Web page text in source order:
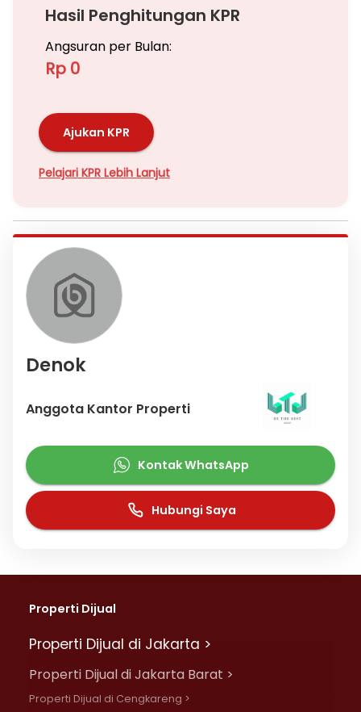
Hasil Penghitungan KPR
Angsuran per Bulan:
Rp 0
Ajukan KPR
Pelajari KPR Lebih Lanjut
Denok
Anggota Kantor Properti
Kontak WhatsApp
Hubungi Saya
Properti Dijual
Properti Dijual di Jakarta >
Properti Dijual di Jakarta Barat >
Properti Dijual di Cengkareng >